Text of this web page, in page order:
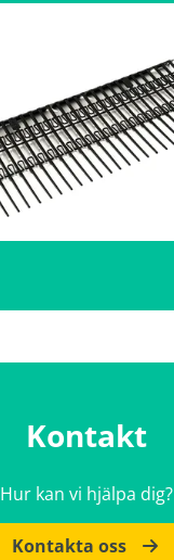
Kontakt
Hur kan vi hjälpa dig?
Kontakta oss